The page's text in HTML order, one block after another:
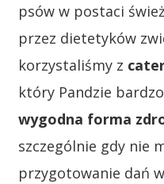
psów w postaci
przez dietetyków
korzystaliśmy z
który Pandzie
wygodna forma
szczególnie gdy nie
przygotowanie dań